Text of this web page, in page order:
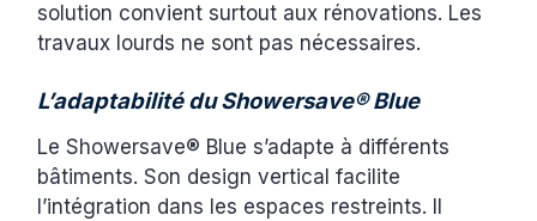
solution convient surtout aux rénovations. Les
travaux lourds ne sont pas nécessaires.
L’adaptabilité du Showersave® Blue
Le Showersave® Blue s’adapte à différents
bâtiments. Son design vertical facilite
l’intégration dans les espaces restreints. Il